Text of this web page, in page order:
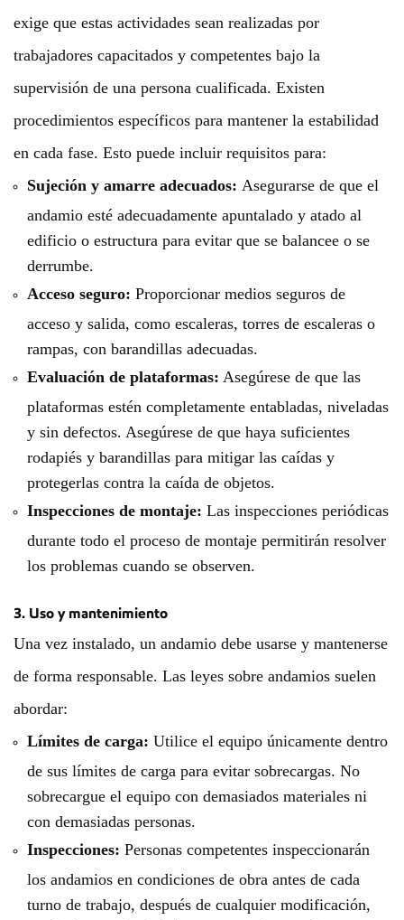
exige que estas actividades sean realizadas por
trabajadores capacitados y competentes bajo la
supervisión de una persona cualificada. Existen
procedimientos específicos para mantener la estabilidad
en cada fase. Esto puede incluir requisitos para:
Sujeción y amarre adecuados: Asegurarse de que el
andamio esté adecuadamente apuntalado y atado al
edificio o estructura para evitar que se balancee o se
derrumbe.
Acceso seguro: Proporcionar medios seguros de
acceso y salida, como escaleras, torres de escaleras o
rampas, con barandillas adecuadas.
Evaluación de plataformas: Asegúrese de que las
plataformas estén completamente entabladas, niveladas
y sin defectos. Asegúrese de que haya suficientes
rodapiés y barandillas para mitigar las caídas y
protegerlas contra la caída de objetos.
Inspecciones de montaje: Las inspecciones periódicas
durante todo el proceso de montaje permitirán resolver
los problemas cuando se observen.
3. Uso y mantenimiento
Una vez instalado, un andamio debe usarse y mantenerse
de forma responsable. Las leyes sobre andamios suelen
abordar:
Límites de carga: Utilice el equipo únicamente dentro
de sus límites de carga para evitar sobrecargas. No
sobrecargue el equipo con demasiados materiales ni
con demasiadas personas.
Inspecciones: Personas competentes inspeccionarán
los andamios en condiciones de obra antes de cada
turno de trabajo, después de cualquier modificación,